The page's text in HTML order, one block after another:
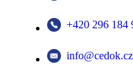
+420 296 184
info@cedok.cz